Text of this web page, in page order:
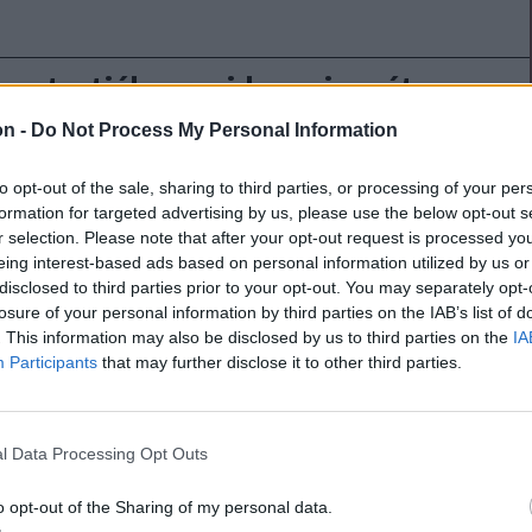
- Do Not Process My Personal Information
opt-out of the sale, sharing to third parties, or processing of your
for targeted advertising by us, please use the below opt-out
selection. Please note that after your opt-out request is processed
interest-based ads based on personal information utilized by us
to third parties prior to your opt-out. You may separately
of your personal information by third parties on the IAB’s list of
This information may also be disclosed by us to third parties on the
Participants that may further disclose it to other third parties.
Data Processing Opt Outs
opt-out of the Sharing of my personal data.
tartják a rezidensvizsgát
minisztérium által kiírt rezidens orvosi
versenyvizsga hat egyetemi központban
Temesváron,